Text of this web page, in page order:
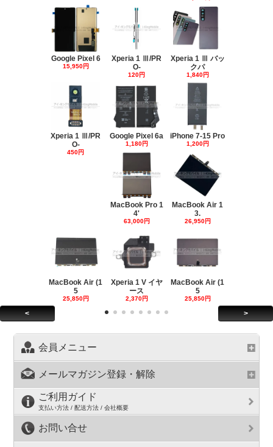
Google Pixel 6
15,950円
Xperia 1 Ⅲ/PR
O-
120円
Xperia 1 Ⅲ バッ
クパ
1,840円
Xperia 1 Ⅲ/PR
O-
450円
Google Pixel 6a
1,180円
iPhone 7-15 Pro
1,200円
MacBook Pro 1
4'
63,000円
MacBook Air 1
3.
26,950円
MacBook Air (1
5
25,850円
Xperia 1 V イヤ
ース
2,370円
MacBook Air (1
5
25,850円
< >
会員メニュー
メールマガジン登録・解除
ご利用ガイド
支払い方法 / 配送方法 / 会社概要
お問い合せ